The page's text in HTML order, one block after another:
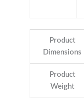
Product
Dimensions
Product
Weight